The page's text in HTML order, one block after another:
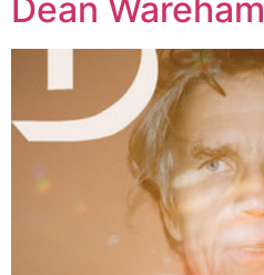
Dean Wareham